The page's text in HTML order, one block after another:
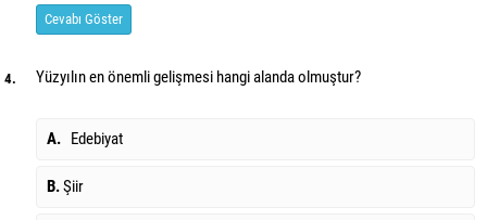
Cevabı Göster
4. Yüzyılın en önemli gelişmesi hangi alanda olmuştur?
A. Edebiyat
B.Şiir